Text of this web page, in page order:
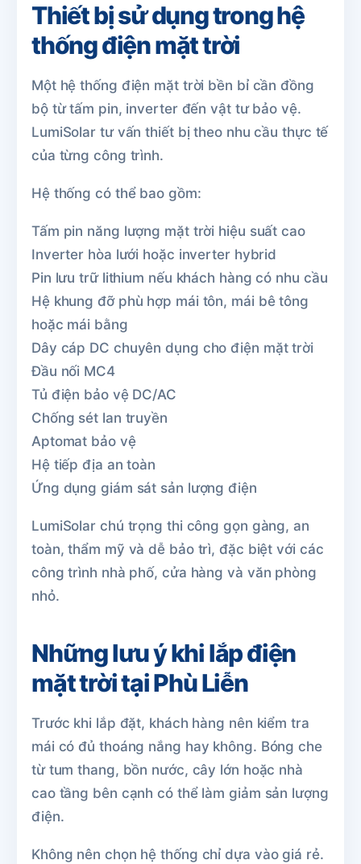
Thiết bị sử dụng trong hệ
thống điện mặt trời
Một hệ thống điện mặt trời bền bỉ cần đồng
bộ từ tấm pin, inverter đến vật tư bảo vệ.
LumiSolar tư vấn thiết bị theo nhu cầu thực tế
của từng công trình.
Hệ thống có thể bao gồm:
Tấm pin năng lượng mặt trời hiệu suất cao
Inverter hòa lưới hoặc inverter hybrid
Pin lưu trữ lithium nếu khách hàng có nhu cầu
Hệ khung đỡ phù hợp mái tôn, mái bê tông
hoặc mái bằng
Dây cáp DC chuyên dụng cho điện mặt trời
Đầu nối MC4
Tủ điện bảo vệ DC/AC
Chống sét lan truyền
Aptomat bảo vệ
Hệ tiếp địa an toàn
Ứng dụng giám sát sản lượng điện
LumiSolar chú trọng thi công gọn gàng, an
toàn, thẩm mỹ và dễ bảo trì, đặc biệt với các
công trình nhà phố, cửa hàng và văn phòng
nhỏ.
Những lưu ý khi lắp điện
mặt trời tại Phù Liễn
Trước khi lắp đặt, khách hàng nên kiểm tra
mái có đủ thoáng nắng hay không. Bóng che
từ tum thang, bồn nước, cây lớn hoặc nhà
cao tầng bên cạnh có thể làm giảm sản lượng
điện.
Không nên chọn hệ thống chỉ dựa vào giá rẻ.